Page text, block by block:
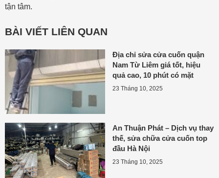
tận tâm.
BÀI VIẾT LIÊN QUAN
Địa chỉ sửa cửa cuốn quận
Nam Từ Liêm giá tốt, hiệu
quả cao, 10 phút có mặt
23 Tháng 10, 2025
An Thuận Phát – Dịch vụ thay
thế, sửa chữa cửa cuốn top
đầu Hà Nội
23 Tháng 10, 2025